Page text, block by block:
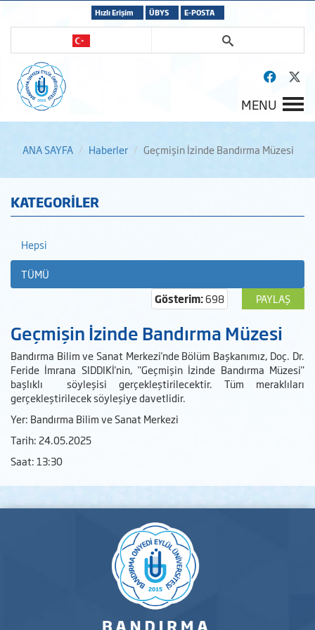
Hızlı Erişim ÜBYS E-POSTA
MENU
ANA SAYFA Haberler Geçmişin İzinde Bandırma Müzesi
KATEGORİLER
Hepsi
TÜMÜ
PAYLAŞ
Gösterim:698
Geçmişin İzinde Bandırma Müzesi
Bandırma Bilim ve Sanat Merkezi'nde Bölüm Başkanımız, Doç. Dr.
Feride İmrana SIDDIKİ'nin, "Geçmişin İzinde Bandırma Müzesi"
başlıklı söyleşisi gerçekleştirilecektir. Tüm meraklıları
gerçekleştirilecek söyleşiye davetlidir.
Yer: Bandırma Bilim ve Sanat Merkezi
Tarih: 24.05.2025
Saat: 13:30